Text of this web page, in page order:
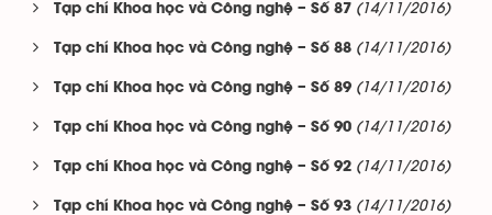
Tạp chí Khoa học và Công nghệ – Số 87 (14/11/2016)
Tạp chí Khoa học và Công nghệ – Số 88 (14/11/2016)
Tạp chí Khoa học và Công nghệ – Số 89 (14/11/2016)
Tạp chí Khoa học và Công nghệ – Số 90 (14/11/2016)
Tạp chí Khoa học và Công nghệ – Số 92 (14/11/2016)
Tạp chí Khoa học và Công nghệ – Số 93 (14/11/2016)